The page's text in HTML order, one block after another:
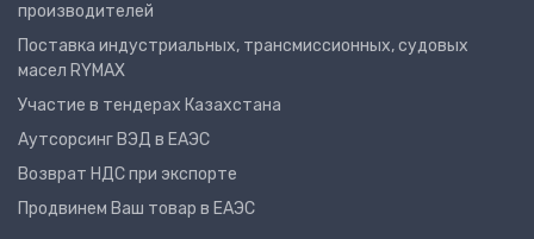
производителей
Поставка индустриальных, трансмиссионных, судовых
масел RYMAX
Участие в тендерах Казахстана
Аутсорсинг ВЭД в ЕАЭС
Возврат НДС при экспорте
Продвинем Ваш товар в ЕАЭС